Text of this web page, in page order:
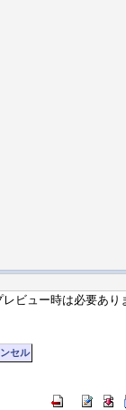
ビュー時は必要あり